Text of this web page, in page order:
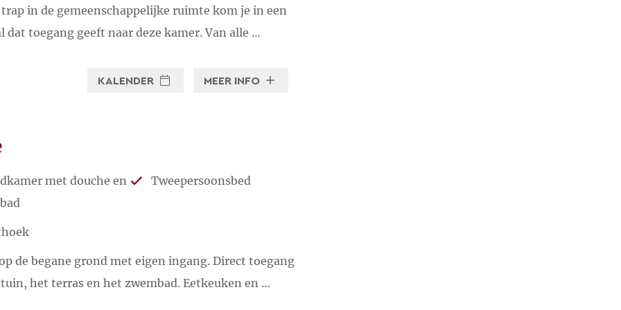
trap in de gemeenschappelijke ruimte kom je in een
dat toegang geeft naar deze kamer. Van alle …
KALENDER MEER INFO
met douche en
Tweepersoonsbed
de begane grond met eigen ingang. Direct toegang
het terras en het zwembad. Eetkeuken en …